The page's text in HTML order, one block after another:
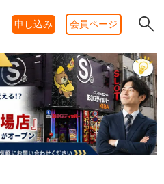
申し込み 会員ページ